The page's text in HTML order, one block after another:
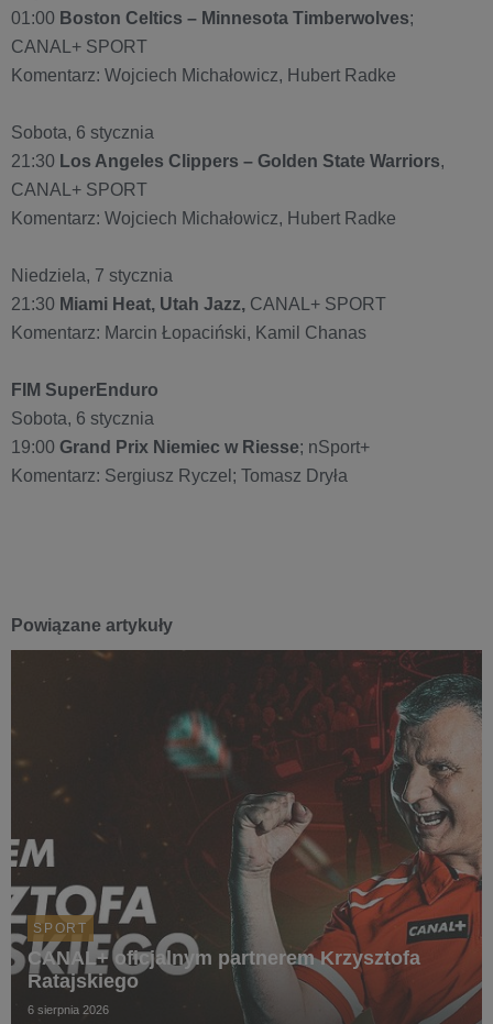
01:00 Boston Celtics – Minnesota Timberwolves;
CANAL+ SPORT
Komentarz: Wojciech Michałowicz, Hubert Radke
Sobota, 6 stycznia
21:30 Los Angeles Clippers – Golden State Warriors,
CANAL+ SPORT
Komentarz: Wojciech Michałowicz, Hubert Radke
Niedziela, 7 stycznia
21:30 Miami Heat, Utah Jazz, CANAL+ SPORT
Komentarz: Marcin Łopaciński, Kamil Chanas
FIM SuperEnduro
Sobota, 6 stycznia
19:00 Grand Prix Niemiec w Riesse; nSport+
Komentarz: Sergiusz Ryczel; Tomasz Dryła
Powiązane artykuły
SPORT
CANAL+ oficjalnym partnerem Krzysztofa
Ratajskiego
6 sierpnia 2026